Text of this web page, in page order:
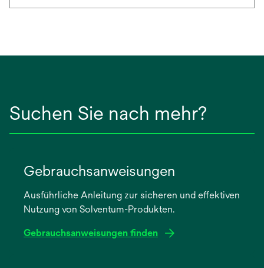
Suchen Sie nach mehr?
Gebrauchsanweisungen
Ausführliche Anleitung zur sicheren und effektiven
Nutzung von Solventum-Produkten.
Gebrauchsanweisungen finden